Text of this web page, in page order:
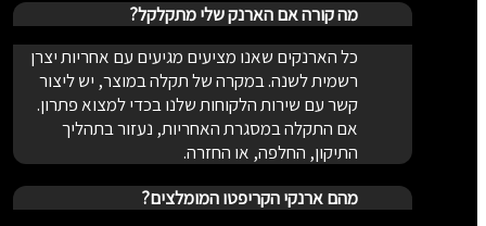
מה קורה אם הארנק שלי מתקלקל?
כל הארנקים שאנו מציעים מגיעים עם אחריות יצרן
רשמית לשנה. במקרה של תקלה במוצר, יש ליצור
קשר עם שירות הלקוחות שלנו בכדי למצוא פתרון.
אם התקלה במסגרת האחריות, נעזור בתהליך
התיקון, החלפה, או החזרה.
מהם ארנקי הקריפטו המומלצים?